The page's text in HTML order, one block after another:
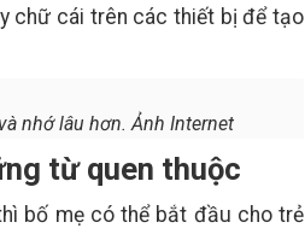
chữ cái trên các thiết bị để tạo
nhớ lâu hơn. Ảnh Internet
từ quen thuộc
bố mẹ có thể bắt đầu cho trẻ